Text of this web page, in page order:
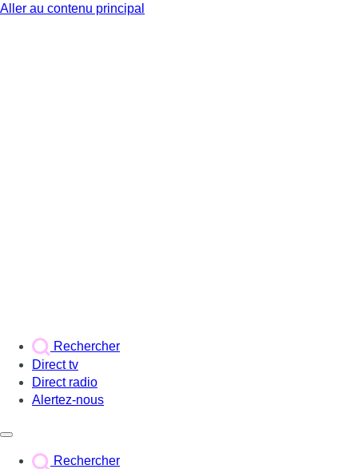
Aller au contenu principal
Rechercher
Direct tv
Direct radio
Alertez-nous
Rechercher